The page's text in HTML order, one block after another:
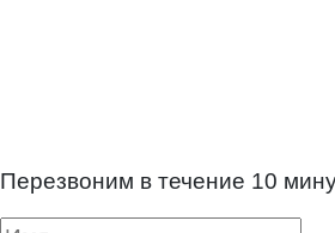
Перезвоним в течение 10